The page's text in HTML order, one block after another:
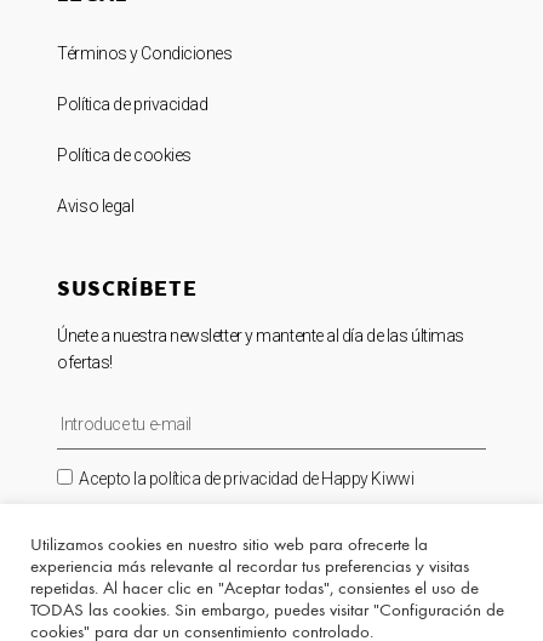
Términos y Condiciones
Política de privacidad
Política de cookies
Aviso legal
SUSCRÍBETE
Únete a nuestra newsletter y mantente al día de las últimas
ofertas!
Acepto la política de privacidad de Happy Kiwwi
Utilizamos cookies en nuestro sitio web para ofrecerte la
experiencia más relevante al recordar tus preferencias y visitas
repetidas. Al hacer clic en "Aceptar todas", consientes el uso de
TODAS las cookies. Sin embargo, puedes visitar "Configuración de
cookies" para dar un consentimiento controlado.